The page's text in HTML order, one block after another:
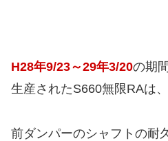
H28年9/23～29年3/20の期
生産されたS660無限RAは、
前ダンパーのシャフトの耐